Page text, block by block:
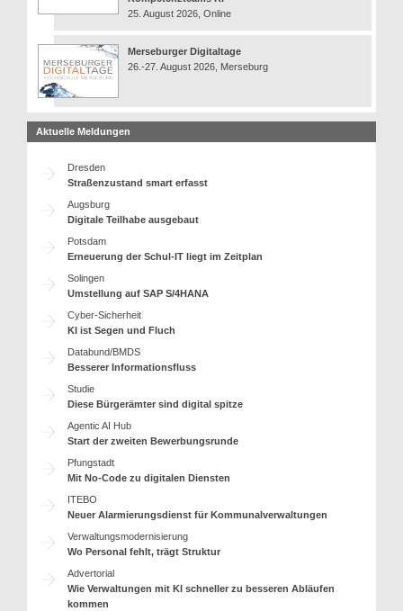
25. August 2026, Online
Merseburger Digitaltage
26.-27. August 2026, Merseburg
Aktuelle Meldungen
Dresden
Straßenzustand smart erfasst
Augsburg
Digitale Teilhabe ausgebaut
Potsdam
Erneuerung der Schul-IT liegt im Zeitplan
Solingen
Umstellung auf SAP S/4HANA
Cyber-Sicherheit
KI ist Segen und Fluch
Databund/BMDS
Besserer Informationsfluss
Studie
Diese Bürgerämter sind digital spitze
Agentic AI Hub
Start der zweiten Bewerbungsrunde
Pfungstadt
Mit No-Code zu digitalen Diensten
ITEBO
Neuer Alarmierungsdienst für Kommunalverwaltungen
Verwaltungsmodernisierung
Wo Personal fehlt, trägt Struktur
Advertorial
Wie Verwaltungen mit KI schneller zu besseren Abläufen
kommen